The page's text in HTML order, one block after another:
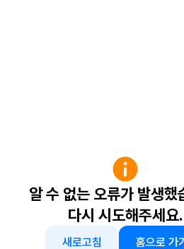
알 수 없는 오류가 발생했
다시 시도해주세요.
새로고침 홈으로 가기